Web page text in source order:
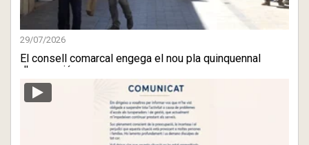
29/07/2026
El consell comarcal engega el nou pla quinquennal
d'ocupació